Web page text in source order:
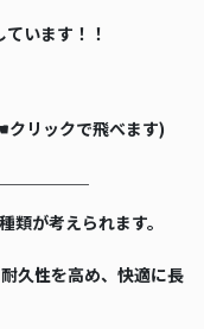
います！！
ックで飛べます)
類が考えられます。
久性を高め、快適に長